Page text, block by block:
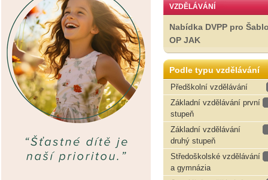
VZDĚLÁVÁNÍ
Nabídka DVPP pro
OP JAK
Podle typu vzdělávání
Předškolní vzdělávání
Základní vzdělávání první
stupeň
Základní vzdělávání
druhý stupeň
Středoškolské vzdělávání
a gymnázia